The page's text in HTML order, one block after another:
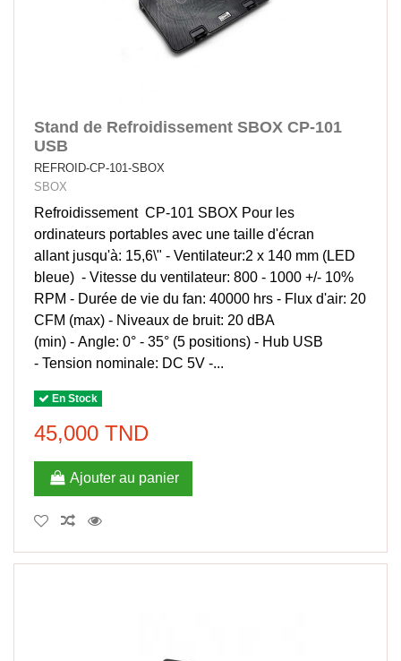
Stand de Refroidissement SBOX CP-101
USB
REFROID-CP-101-SBOX
SBOX
Refroidissement CP-101 SBOX Pour les
ordinateurs portables avec une taille d'écran
allant jusqu'à: 15,6\" - Ventilateur:2 x 140 mm (LED
bleue) - Vitesse du ventilateur: 800 - 1000 +/- 10%
RPM - Durée de vie du fan: 40000 hrs - Flux d'air: 20
CFM (max) - Niveaux de bruit: 20 dBA
(min) - Angle: 0° - 35° (5 positions) - Hub USB
- Tension nominale: DC 5V -...
En Stock
45,000 TND
Ajouter au panier